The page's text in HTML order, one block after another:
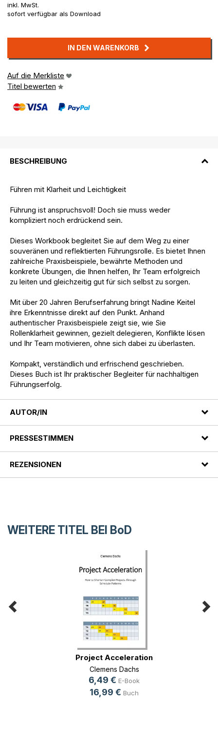
inkl. MwSt.
sofort verfügbar als Download
IN DEN WARENKORB
Auf die Merkliste
Titel bewerten
BESCHREIBUNG
Führen mit Klarheit und Leichtigkeit
Führung ist anspruchsvoll! Doch sie muss weder
kompliziert noch erdrückend sein.
Dieses Workbook begleitet Sie auf dem Weg zu einer
souveränen und reflektierten Führungsrolle. Es bietet Ihnen
zahlreiche Praxisbeispiele, bewährte Methoden und
konkrete Übungen, die Ihnen helfen, Ihr Team erfolgreich
zu leiten und gleichzeitig gut für sich selbst zu sorgen.
Mit über 20 Jahren Berufserfahrung bringt Nadine Keitel
ihre Erkenntnisse direkt auf den Punkt. Anhand
authentischer Praxisbeispiele zeigt sie, wie Sie
Rollenklarheit gewinnen, gezielt delegieren, Konflikte lösen
und Ihr Team motivieren, ohne sich dabei zu überlasten.
Kompakt, verständlich und erfrischend geschrieben.
Dieses Buch ist Ihr praktischer Begleiter für nachhaltigen
Führungserfolg.
AUTOR/IN
PRESSESTIMMEN
REZENSIONEN
WEITERE TITEL BEI BoD
Project Acceleration
Clemens Dachs
6,49 € E-Book
16,99 € Buch